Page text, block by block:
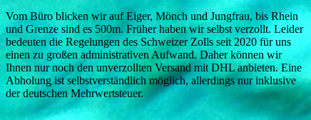
Vom Büro blicken wir auf Eiger, Mönch und Jungfrau, bis Rhein
und Grenze sind es 500m. Früher haben wir selbst verzollt. Leider
bedeuten die Regelungen des Schweizer Zolls seit 2020 für uns
einen zu großen administrativen Aufwand. Daher können wir
Ihnen nur noch den unverzollten Versand mit DHL anbieten. Eine
Abholung ist selbstverständlich möglich, allerdings nur inklusive
der deutschen Mehrwertsteuer.